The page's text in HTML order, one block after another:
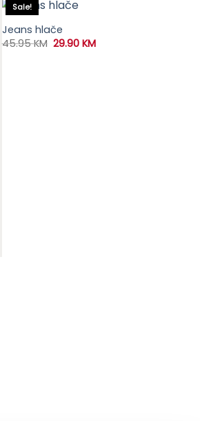
Sale!
Jeans hlače
45.95KM Original
29.90 KMCurrent